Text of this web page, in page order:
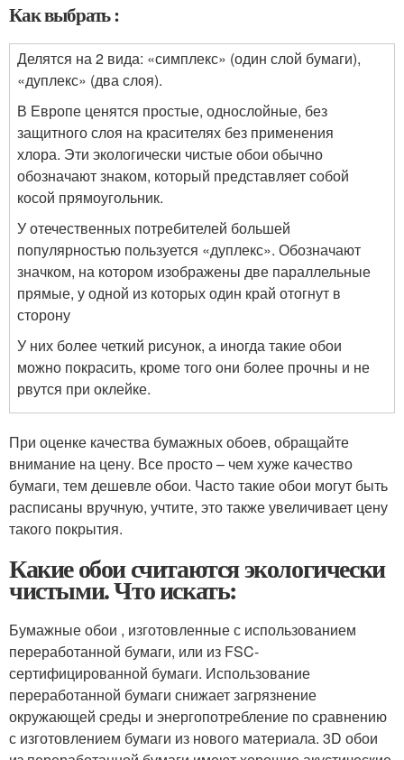
Как выбрать :
Делятся на 2 вида: «симплекс» (один слой бумаги),
«дуплекс» (два слоя).
В Европе ценятся простые, однослойные, без
защитного слоя на красителях без применения
хлора. Эти экологически чистые обои обычно
обозначают знаком, который представляет собой
косой прямоугольник.
У отечественных потребителей большей
популярностью пользуется «дуплекс». Обозначают
значком, на котором изображены две параллельные
прямые, у одной из которых один край отогнут в
сторону
У них более четкий рисунок, а иногда такие обои
можно покрасить, кроме того они более прочны и не
рвутся при оклейке.
При оценке качества бумажных обоев, обращайте
внимание на цену. Все просто – чем хуже качество
бумаги, тем дешевле обои. Часто такие обои могут быть
расписаны вручную, учтите, это также увеличивает цену
такого покрытия.
Какие обои считаются экологически
чистыми. Что искать:
Бумажные обои , изготовленные с использованием
переработанной бумаги, или из FSC-
сертифицированной бумаги. Использование
переработанной бумаги снижает загрязнение
окружающей среды и энергопотребление по сравнению
с изготовлением бумаги из нового материала. 3D обои